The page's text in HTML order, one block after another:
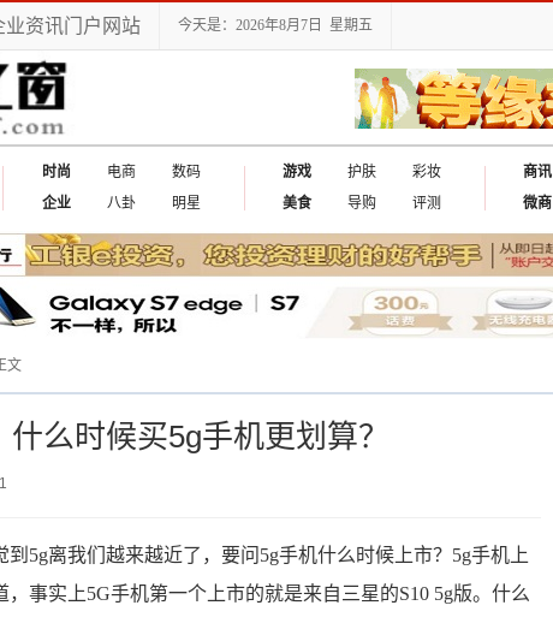
业资讯门户网站 今天是：2026年8月7日 星期五
时尚 电商
数码
企业
八卦 明星
游戏 护肤
彩妆
美食
导购 评测
商讯
微商
文
么时候买5g手机更划算？
5g离我们越来越近了，要问5g手机什么时候上市？5g手机上
事实上5G手机第一个上市的就是来自三星的S10 5g版。什么